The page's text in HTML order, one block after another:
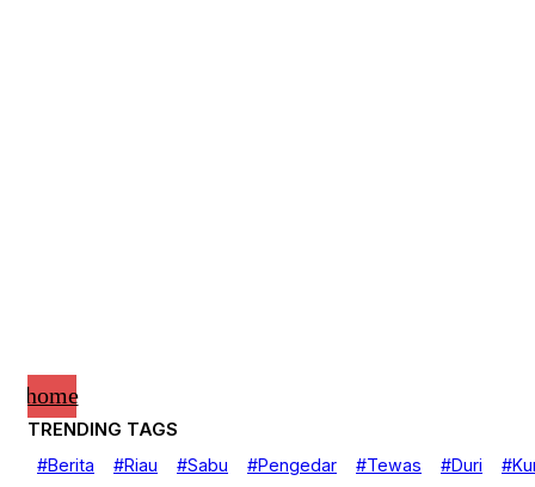
home
Banner
TRENDING TAGS
#Berita #Riau #Sabu #Pengedar #Tewas #Duri